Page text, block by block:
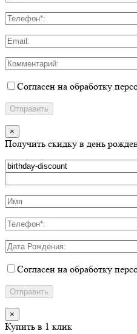
Согласен на обработку
×
Получить скидку в день
Согласен на обработку
×
Купить в 1 клик